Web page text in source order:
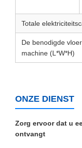
Totale
De benodigde
machine (L*W*H)
ONZE DIENST
Zorg ervoor dat u
ontvangt